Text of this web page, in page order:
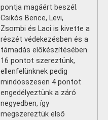
pontja magáért beszél.
Csikós Bence, Levi,
Zsombi és Laci is kivette a
részét védekezésben és a
támadás előkészítésében.
16 pontot szereztünk,
ellenfelünknek pedig
mindösszesen 4 pontot
engedélyeztünk a záró
negyedben, így
megszereztük első